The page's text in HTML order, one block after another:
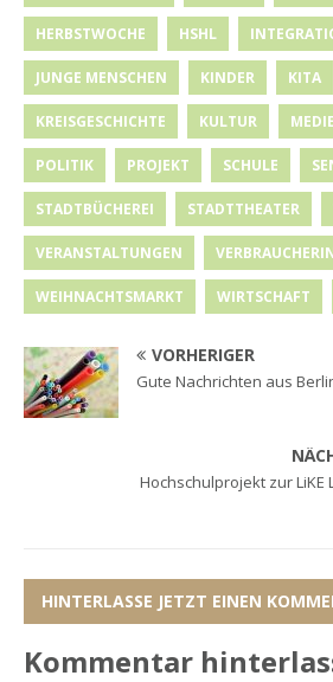
HERBSTWOCHE HSHL
JUNGE MENSCHEN KINDER KITA
KREISGESCHICHTE KULTUR
POLITIK PROJEKT SCHULE
STADTBÜCHEREI STADTTHEATER
VERANSTALTUNGEN
WEIHNACHTSMARKT WIRTSCHAFT
VORHERIGER
Gute Nachrichten aus
Hochschulprojekt zur LiKE
HINTERLASSE JETZT EINEN
Kommentar